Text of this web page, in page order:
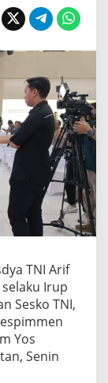
TNI Arif
selaku Irup
Sesko TNI,
Yos
Senin